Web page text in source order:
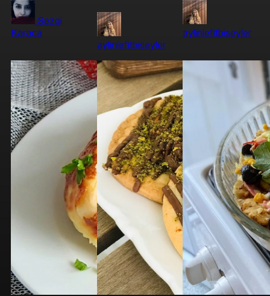
Sezgi
Karaca
aylinlefitbiseyler
aylinlefitbiseyler